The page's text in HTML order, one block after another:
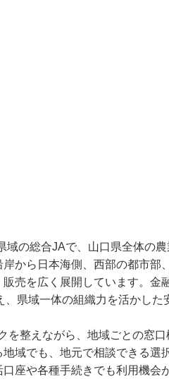
域の総合JAで、山口県全体の
から日本海側、西部の都市部
売を広く展開しています。金
県域一体の組織力を活かした
を整えながら、地域ごとの窓口
域でも、地元で相談できる選
座や各種手続きでも利用機会